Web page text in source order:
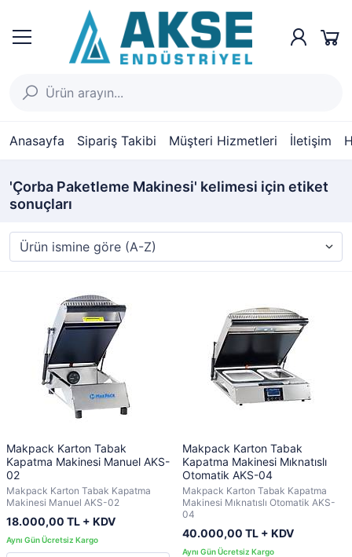
Anasayfa Sipariş Takibi Müşteri Hizmetleri İletişim
'Çorba Paketleme Makinesi' kelimesi için etiket
sonuçları
Makpack Karton Tabak
Kapatma Makinesi Manuel AKS-
02
Makpack Karton Tabak Kapatma
Makinesi Manuel AKS-02
18.000,00 TL + KDV
Makpack Karton Tabak
Kapatma Makinesi Mıknatıslı
Otomatik AKS-04
Makpack Karton Tabak Kapatma
Makinesi Mıknatıslı Otomatik AKS-
04
40.000,00 TL + KDV